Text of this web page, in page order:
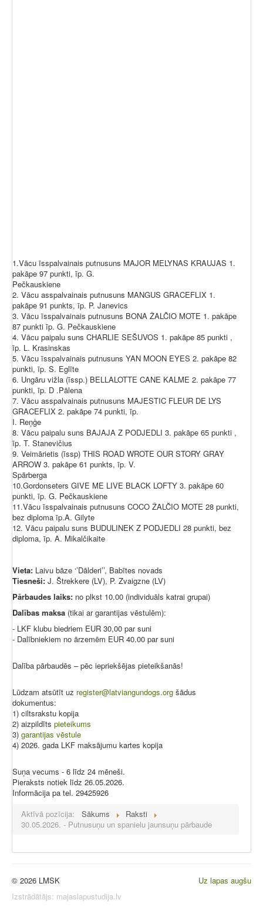
1.Vācu īsspalvainais putnusuns MAJOR MELYNAS KRAUJAS 1.
pakāpe 97 punkti, īp. G.
Pečkauskiene
2. Vācu asspalvainais putnusuns MANGUS GRACEFLIX 1.
pakāpe 91 punkts, īp. P. Janevics
3. Vācu īsspalvainais putnusuns BONA ŽALČIO MOTE 1. pakāpe
87 punkti īp. G. Pečkauskiene
4. Vācu paipalu suns CHARLIE SEŠUVOS 1. pakāpe 85 punkti ,
īp. L. Krasinskas
5. Vācu īsspalvainais putnusuns YAN MOON EYES 2. pakāpe 82
punkti, īp. S. Eglīte
6. Ungāru vižla (īssp.) BELLALOTTE CANE KALME 2. pakāpe 77
punkti, īp. D .Pālena
7. Vācu asspalvainais putnusuns MAJESTIC FLEUR DE LYS
GRACEFLIX 2. pakāpe 74 punkti, īp.
I. Reņģe
8. Vācu paipalu suns BAJAJA Z PODJEDLI 3. pakāpe 65 punkti ,
īp. T. Stanevičius
9. Veimārietis (īssp) THIS ROAD WROTE OUR STORY GRAY
ARROW 3. pakāpe 61 punkts, īp. V.
Spārberga
10.Gordonseters GIVE ME LIVE BLACK LOFTY 3. pakāpe 60
punkti, īp. G. Pečkauskiene
11.Vācu īsspalvainais putnusuns COCO ŽALČIO MOTE 28 punkti,
bez diploma īp.A. Gilyte
12. Vācu paipalu suns BUDULINEK Z PODJEDLI 28 punkti, bez
diploma, īp. A. Mikalčikaite
Vieta: Laivu bāze ‘’Dālderi’’, Babītes novads
Tiesneši: J. Štrekkere (LV), P. Zvaigzne (LV)
Pārbaudes laiks: no plkst 10.00 (individuāls katrai grupai)
Dalības maksa (tikai ar garantijas vēstulēm):
- LKF klubu biedriem EUR 30,00 par suni
- Dalībniekiem no ārzemēm EUR 40.00 par suni
Dalība pārbaudēs – pēc iepriekšējas pieteikšanās!
Lūdzam atsūtīt uz register@latviangundogs.org šādus
dokumentus:
1) ciltsrakstu kopija
2) aizpildīts pieteikums
3) garantijas vēstule
4) 2026. gada LKF maksājumu kartes kopija
Suņa vecums - 6 līdz 24 mēneši.
Pieraksts notiek līdz 26.05.2026.
Informācija pa tel. 29425926
Aktīvā pozīcija:
Sākums
Raksti
30.05.2026. - Putnusuņu un spanielu jaunsuņu pārbaude
Uz lapas augšu
© 2026 LMSK
Izstrādātājs: majaslapustudija.lv